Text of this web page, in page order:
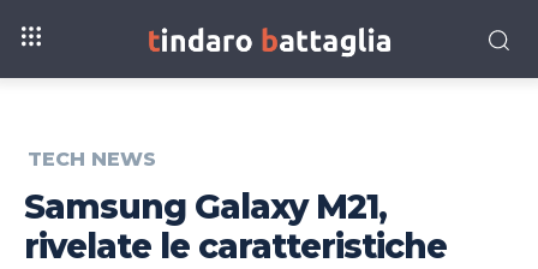
TECH NEWS
Samsung Galaxy M21,
rivelate le caratteristiche